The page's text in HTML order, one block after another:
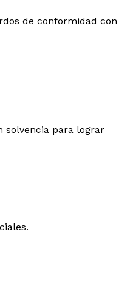
de conformidad con
solvencia para lograr